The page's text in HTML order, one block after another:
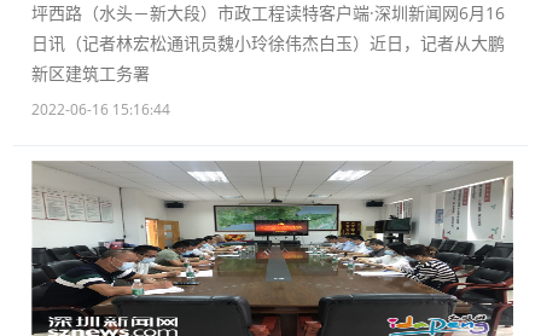
坪西路（水头－新大段）市政工程读特客户端·深圳新闻网6月16
日讯（记者林宏松通讯员魏小玲徐伟杰白玉）近日，记者从大鹏
新区建筑工务署
2022-06-16 15:16:44